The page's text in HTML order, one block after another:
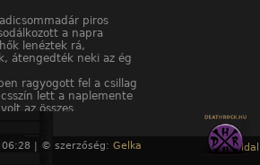
piros
a napra
lenéztek rá,
átengedték neki az ég
ragyogott fel a csillag
lett a naplemente
az összes
virág. Neki persze
mintha
kis piros szívén
a Nap soha nem
| © szerzőség: Gelka « Főoldal